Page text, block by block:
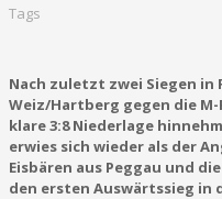
Tags
Nach zuletzt zwei Siegen in
Weiz/Hartberg gegen die
klare 3:8 Niederlage
erwies sich wieder als der
Eisbären aus Peggau und
den ersten Auswärtssieg in